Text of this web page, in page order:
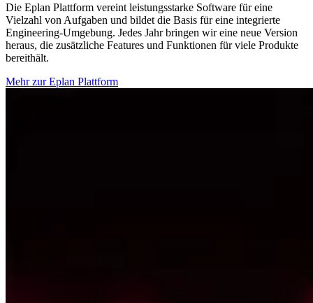
Die Eplan Plattform vereint leistungsstarke Software für eine
Vielzahl von Aufgaben und bildet die Basis für eine integrierte
Engineering-Umgebung. Jedes Jahr bringen wir eine neue Version
heraus, die zusätzliche Features und Funktionen für viele Produkte
bereithält.
Mehr zur Eplan Plattform